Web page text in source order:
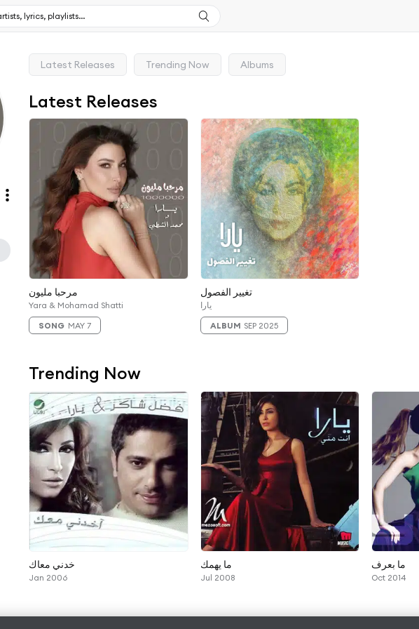
Latest Releases Trending Now Albums
Latest Releases
مرحبا مليون
Yara & Mohamad Shatti
SONG MAY 7
تغيير الفصول
يارا
ALBUM SEP 2025
Trending Now
خدني معاك
Jan 2006
ما يهمك
Jul 2008
ما بعرف
Oct 2014